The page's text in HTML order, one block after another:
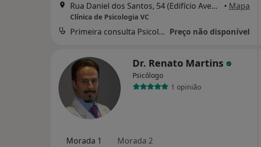
Rua Daniel dos Santos, 54 (Edifício Avenida- Traseiras), Vila Nova de Famalicão • Mapa
Clínica de Psicologia VC
Primeira consulta Psicologia Preço não disponível
Dr. Renato Martins
Psicólogo
1 opinião
Morada 1 Morada 2